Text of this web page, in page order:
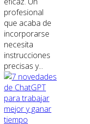
profesional
que acaba de
incorporarse
necesita
instrucciones
precisas y...